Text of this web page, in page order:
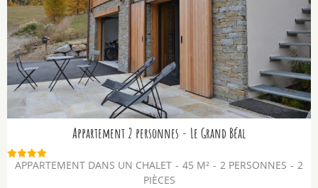
Appartement 2 personnes - Le Grand Béal
APPARTEMENT DANS UN CHALET 45 M² 2 PERSONNES
2
PIÈCES